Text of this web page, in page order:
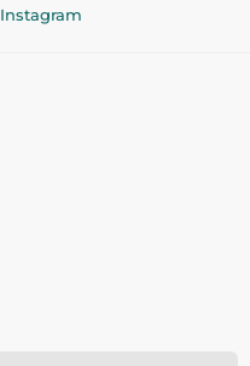
Instagram